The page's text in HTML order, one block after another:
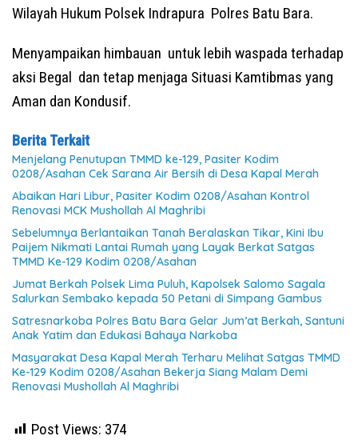
Wilayah Hukum Polsek Indrapura Polres Batu Bara.
Menyampaikan himbauan untuk lebih waspada terhadap
aksi Begal dan tetap menjaga Situasi Kamtibmas yang
Aman dan Kondusif.
Berita Terkait
Menjelang Penutupan TMMD ke-129, Pasiter Kodim
0208/Asahan Cek Sarana Air Bersih di Desa Kapal Merah
Abaikan Hari Libur, Pasiter Kodim 0208/Asahan Kontrol
Renovasi MCK Mushollah Al Maghribi
Sebelumnya Berlantaikan Tanah Beralaskan Tikar, Kini Ibu
Paijem Nikmati Lantai Rumah yang Layak Berkat Satgas
TMMD Ke-129 Kodim 0208/Asahan
Jumat Berkah Polsek Lima Puluh, Kapolsek Salomo Sagala
Salurkan Sembako kepada 50 Petani di Simpang Gambus
Satresnarkoba Polres Batu Bara Gelar Jum’at Berkah, Santuni
Anak Yatim dan Edukasi Bahaya Narkoba
Masyarakat Desa Kapal Merah Terharu Melihat Satgas TMMD
Ke-129 Kodim 0208/Asahan Bekerja Siang Malam Demi
Renovasi Mushollah Al Maghribi
Post Views: 374